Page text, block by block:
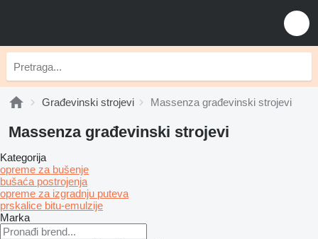
Građevinski strojevi Massenza građevinski strojevi
Massenza građevinski strojevi
Kategorija
opreme za bušenje
bušaća postrojenja
opreme za izgradnju puteva
prskalice bitu-emulzije
Marka